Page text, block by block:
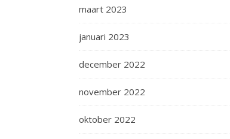
maart 2023
januari 2023
december 2022
november 2022
oktober 2022